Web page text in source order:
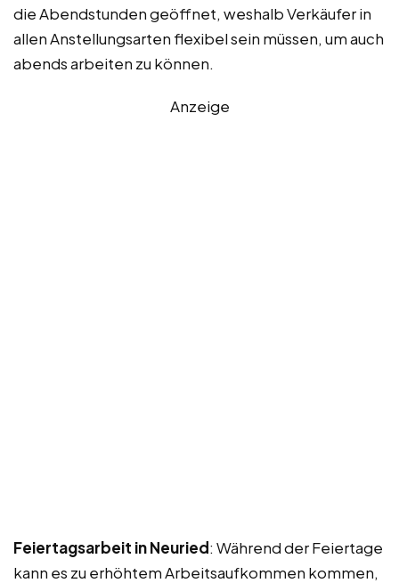
die Abendstunden geöffnet, weshalb Verkäufer in
allen Anstellungsarten flexibel sein müssen, um auch
abends arbeiten zu können.
Anzeige
Feiertagsarbeit in Neuried: Während der Feiertage
kann es zu erhöhtem Arbeitsaufkommen kommen,